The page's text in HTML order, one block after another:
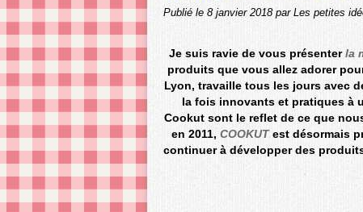
Publié le 8 janvier 2018 par Les petites
Je suis ravie de vous présenterla
produits que vous allez adorer
Lyon, travaille tous les jours avec
la fois innovants et pratiques à
Cookut sont le reflet de ce que
en 2011, COOKUTest désormais
continuer à développer des